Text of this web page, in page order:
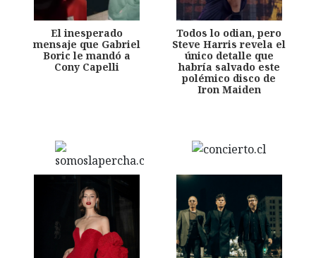
El inesperado
mensaje que Gabriel
Boric le mandó a
Cony Capelli
Todos lo odian, pero
Steve Harris revela el
único detalle que
habría salvado este
polémico disco de
Iron Maiden